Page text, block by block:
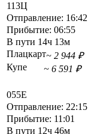
113Ц
Отправление: 16:42
Прибытие: 06:55
В пути 14ч 13м
Плацкарт~ 2 944 ₽
Купе
~ 6 591 ₽
055Е
Отправление: 22:15
Прибытие: 11:01
В пути 12ч 46м